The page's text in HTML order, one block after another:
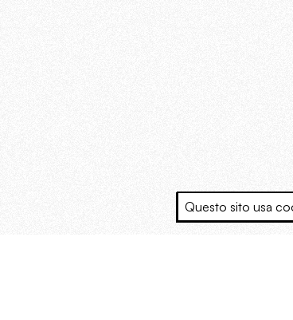
Questo sito usa